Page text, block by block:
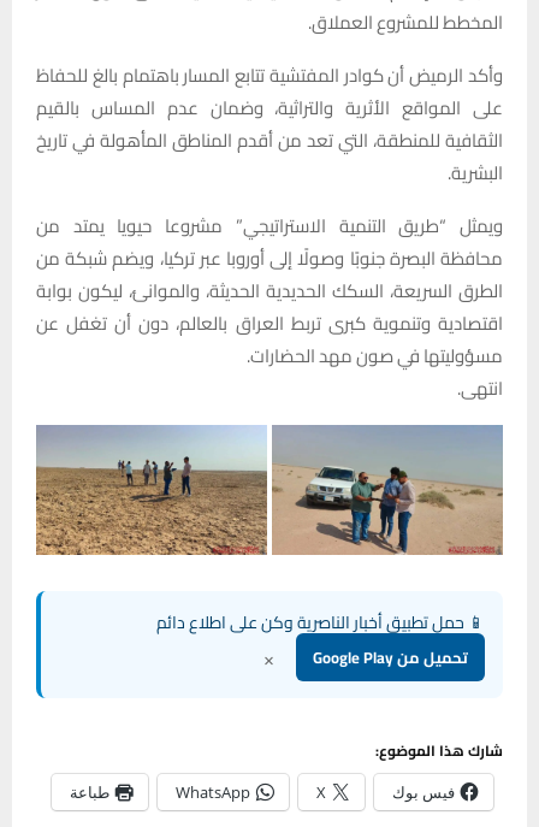
المخطط للمشروع العملاق.
وأكد الرميض أن كوادر المفتشية تتابع المسار باهتمام بالغ للحفاظ
على المواقع الأثرية والتراثية، وضمان عدم المساس بالقيم
الثقافية للمنطقة، التي تعد من أقدم المناطق المأهولة في تاريخ
البشرية.
ويمثل “طريق التنمية الاستراتيجي” مشروعا حيويا يمتد من
محافظة البصرة جنوبًا وصولًا إلى أوروبا عبر تركيا، ويضم شبكة من
الطرق السريعة، السكك الحديدية الحديثة، والموانئ، ليكون بوابة
اقتصادية وتنموية كبرى تربط العراق بالعالم، دون أن تغفل عن
مسؤوليتها في صون مهد الحضارات.
انتهى.
📱 حمل تطبيق أخبار الناصرية وكن على اطلاع دائم
تحميل من Google Play ×
شارك هذا الموضوع:
فيس بوك X
WhatsApp طباعة